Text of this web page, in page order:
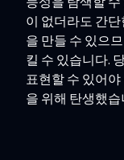
이 없더라도 간
을 만들 수 있으
킬 수 있습니다.
표현할 수 있어
을 위해 탄생했습